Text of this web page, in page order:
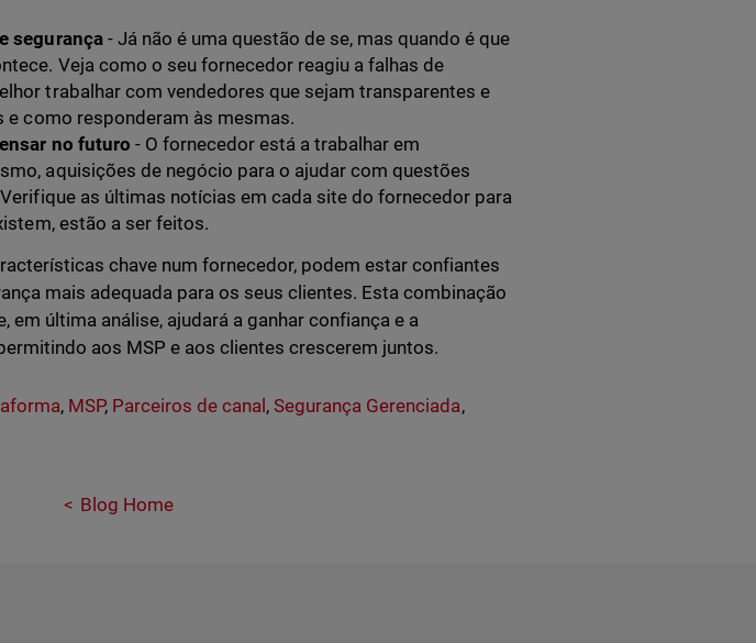
segurança- Já não é uma questão de se, mas quando é que
Veja como o seu fornecedor reagiu a falhas de
trabalhar com vendedores que sejam transparentes e
como responderam às mesmas.
no futuro - O fornecedor está a trabalhar em
aquisições de negócio para o ajudar com questões
as últimas notícias em cada site do fornecedor para
estão a ser feitos.
chave num fornecedor, podem estar confiantes
mais adequada para os seus clientes. Esta combinação
última análise, ajudará a ganhar confiança e a
aos MSP e aos clientes crescerem juntos.
, MSP, Parceiros de canal ,Segurança Gerenciada,
Blog Home